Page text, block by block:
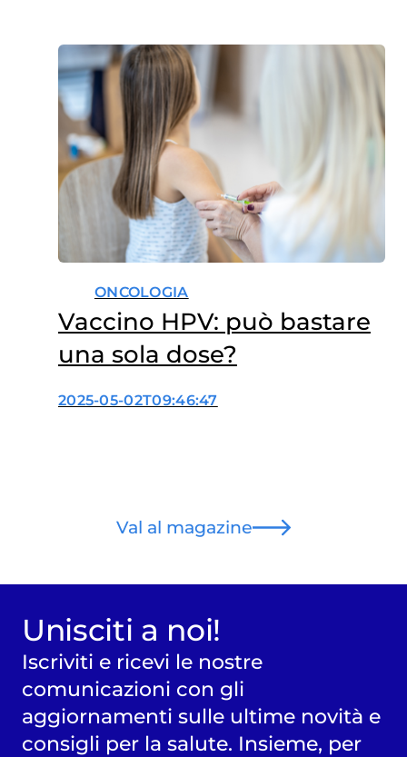
ONCOLOGIA
Vaccino HPV: può bastare
una sola dose?
2025-05-02T09:46:47
Val al magazine
Unisciti a noi!
Iscriviti e ricevi le nostre
comunicazioni con gli
aggiornamenti sulle ultime novità e
consigli per la salute. Insieme, per